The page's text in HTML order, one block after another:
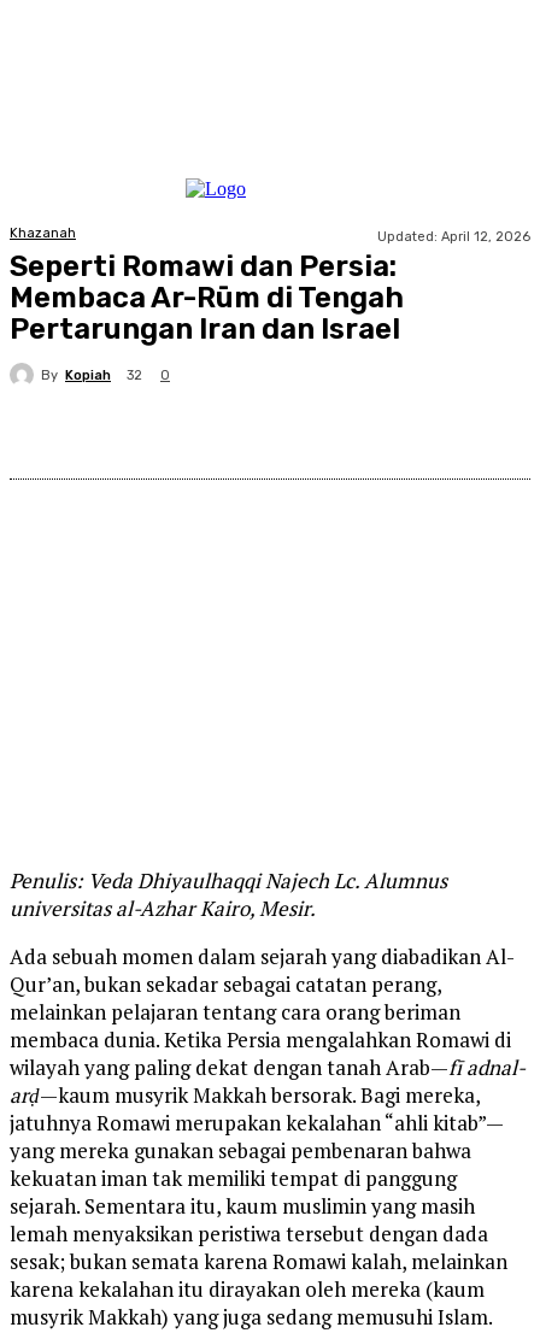
Khazanah Updated: April 12, 2026
Seperti Romawi dan Persia:
Membaca Ar-Rūm di Tengah
Pertarungan Iran dan Israel
By Kopiah 32 0
Penulis: Veda Dhiyaulhaqqi Najech Lc. Alumnus
universitas al-Azhar Kairo, Mesir.
Ada sebuah momen dalam sejarah yang diabadikan Al-
Qur’an, bukan sekadar sebagai catatan perang,
melainkan pelajaran tentang cara orang beriman
membaca dunia. Ketika Persia mengalahkan Romawi di
wilayah yang paling dekat dengan tanah Arab—fī adnal-
arḍ—kaum musyrik Makkah bersorak. Bagi mereka,
jatuhnya Romawi merupakan kekalahan “ahli kitab”—
yang mereka gunakan sebagai pembenaran bahwa
kekuatan iman tak memiliki tempat di panggung
sejarah. Sementara itu, kaum muslimin yang masih
lemah menyaksikan peristiwa tersebut dengan dada
sesak; bukan semata karena Romawi kalah, melainkan
karena kekalahan itu dirayakan oleh mereka (kaum
musyrik Makkah) yang juga sedang memusuhi Islam.